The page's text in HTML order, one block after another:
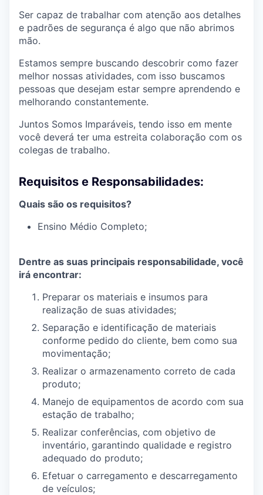
Ser capaz de trabalhar com atenção aos detalhes
e padrões de segurança é algo que não abrimos
mão.
Estamos sempre buscando descobrir como fazer
melhor nossas atividades, com isso buscamos
pessoas que desejam estar sempre aprendendo e
melhorando constantemente.
Juntos Somos Imparáveis, tendo isso em mente
você deverá ter uma estreita colaboração com os
colegas de trabalho.
Requisitos e Responsabilidades:
Quais são os requisitos?
Ensino Médio Completo;
Dentre as suas principais responsabilidade, você
irá encontrar:
Preparar os materiais e insumos para
realização de suas atividades;
Separação e identificação de materiais
conforme pedido do cliente, bem como sua
movimentação;
Realizar o armazenamento correto de cada
produto;
Manejo de equipamentos de acordo com sua
estação de trabalho;
Realizar conferências, com objetivo de
inventário, garantindo qualidade e registro
adequado do produto;
Efetuar o carregamento e descarregamento
de veículos;